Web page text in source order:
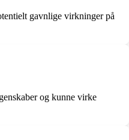
gavnlige virkninger på
og kunne virke